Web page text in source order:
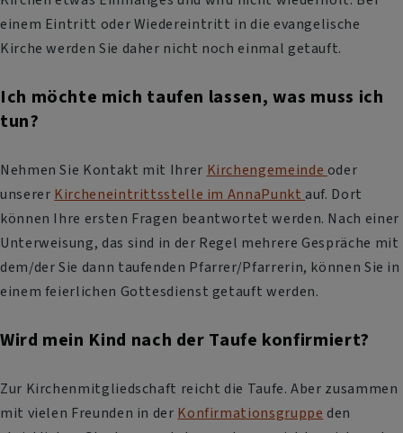
einem Eintritt oder Wiedereintritt in die evangelische
Kirche werden Sie daher nicht noch einmal getauft.
Ich möchte mich taufen lassen, was muss ich
tun?
Nehmen Sie Kontakt mit Ihrer Kirchengemeinde oder
unserer Kircheneintrittsstelle im AnnaPunkt auf. Dort
können Ihre ersten Fragen beantwortet werden. Nach einer
Unterweisung, das sind in der Regel mehrere Gespräche mit
dem/der Sie dann taufenden Pfarrer/Pfarrerin, können Sie in
einem feierlichen Gottesdienst getauft werden.
Wird mein Kind nach der Taufe konfirmiert?
Zur Kirchenmitgliedschaft reicht die Taufe. Aber zusammen
mit vielen Freunden in der Konfirmationsgruppe den